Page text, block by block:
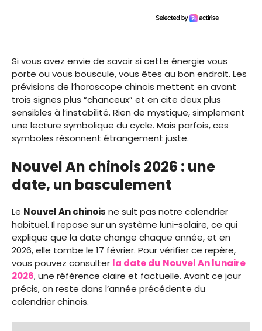
Si vous avez envie de savoir si cette énergie vous
porte ou vous bouscule, vous êtes au bon endroit. Les
prévisions de l’horoscope chinois mettent en avant
trois signes plus “chanceux” et en cite deux plus
sensibles à l’instabilité. Rien de mystique, simplement
une lecture symbolique du cycle. Mais parfois, ces
symboles résonnent étrangement juste.
Nouvel An chinois 2026 : une
date, un basculement
Le Nouvel An chinois ne suit pas notre calendrier
habituel. Il repose sur un système luni-solaire, ce qui
explique que la date change chaque année, et en
2026, elle tombe le 17 février. Pour vérifier ce repère,
vous pouvez consulter la date du Nouvel An lunaire
2026, une référence claire et factuelle. Avant ce jour
précis, on reste dans l’année précédente du
calendrier chinois.